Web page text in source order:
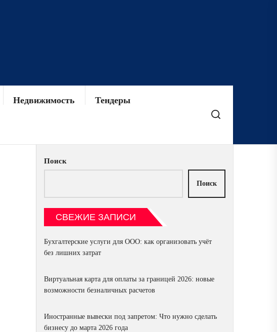
Недвижимость Тендеры
Поиск
Поиск
СВЕЖИЕ ЗАПИСИ
Бухгалтерские услуги для ООО: как организовать учёт
без лишних затрат
Виртуальная карта для оплаты за границей 2026: новые
возможности безналичных расчетов
Иностранные вывески под запретом: Что нужно сделать
бизнесу до марта 2026 года